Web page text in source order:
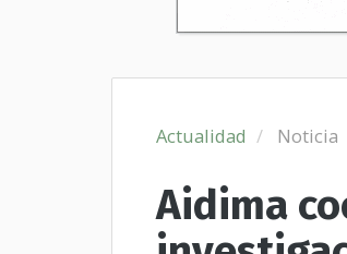
Actualidad Noticia
Aidima